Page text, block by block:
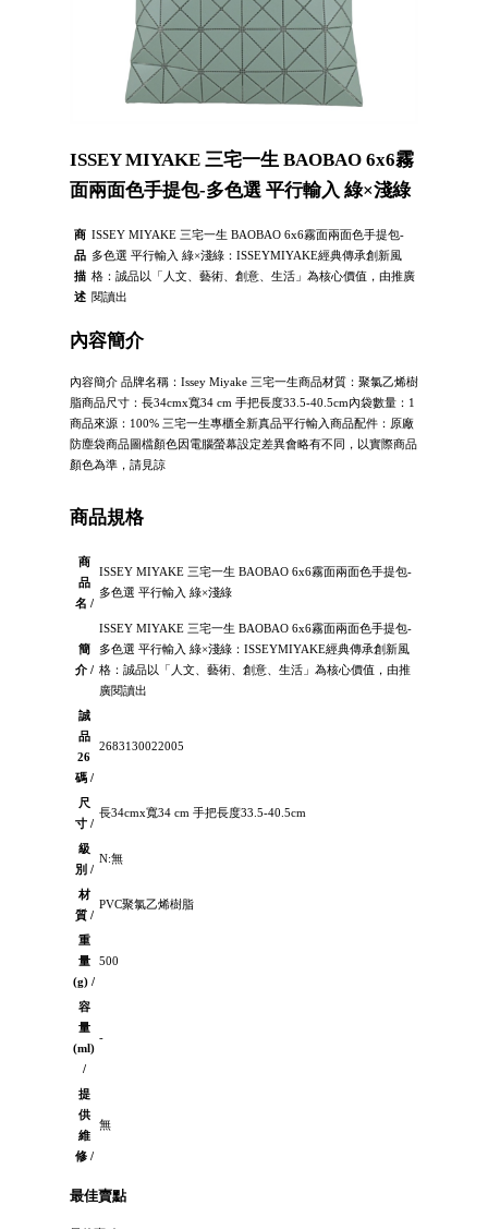
ISSEY MIYAKE 三宅一生 BAOBAO 6x6霧
面兩面色手提包-多色選 平行輸入 綠×淺綠
商
品
描
述
ISSEY MIYAKE 三宅一生 BAOBAO 6x6霧面兩面色手提包-
多色選 平行輸入 綠×淺綠：ISSEYMIYAKE經典傳承創新風
格：誠品以「人文、藝術、創意、生活」為核心價值，由推廣
閱讀出
內容簡介
內容簡介 品牌名稱：Issey Miyake 三宅一生商品材質：聚氯乙烯樹
脂商品尺寸：長34cmx寬34 cm 手把長度33.5-40.5cm內袋數量：1
商品來源：100% 三宅一生專櫃全新真品平行輸入商品配件：原廠
防塵袋商品圖檔顏色因電腦螢幕設定差異會略有不同，以實際商品
顏色為準，請見諒
商品規格
商
品
名 /
ISSEY MIYAKE 三宅一生 BAOBAO 6x6霧面兩面色手提包-
多色選 平行輸入 綠×淺綠
簡
介 /
ISSEY MIYAKE 三宅一生 BAOBAO 6x6霧面兩面色手提包-
多色選 平行輸入 綠×淺綠：ISSEYMIYAKE經典傳承創新風
格：誠品以「人文、藝術、創意、生活」為核心價值，由推
廣閱讀出
誠
品
26
碼 /
2683130022005
尺
寸 /
長34cmx寬34 cm 手把長度33.5-40.5cm
級
別 /
N:無
材
質 /
PVC聚氯乙烯樹脂
重
量
(g) /
500
容
量
(ml)
/
-
提
供
維
修 /
無
最佳賣點